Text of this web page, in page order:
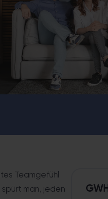
Teamgefühl
spürt man, jeden
Lebensdauer.
WC-Sanierung
Komplette WC-Raum-